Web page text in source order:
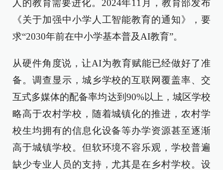
人的教育需要进化。2024年11月，教育部发布
《关于加强中小学人工智能教育的通知》，要
求“2030年前在中小学基本普及AI教育”。
从硬件角度说，让AI为教育赋能已经做好了准
备。调查显示，城乡学校的互联网覆盖率、交
互式多媒体的配备率均达到90%以上，城区学校
略高于农村学校，随着城镇化的推进，农村学
校生均拥有的信息化设备等办学资源甚至逐渐
高于城镇学校。但软环境不容乐观，学校普遍
缺少专业人员的支持，尤其是在乡村学校。设